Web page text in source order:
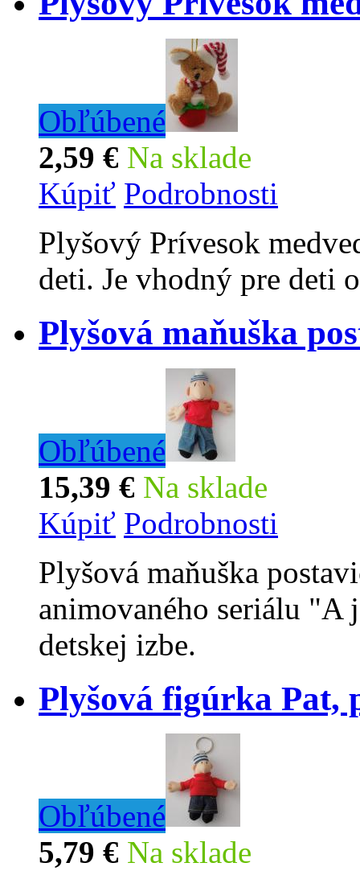
Obľúbené
2,59 € Na sklade
Kúpiť Podrobnosti
Plyšový Prívesok
deti. Je vhodný pre deti
Plyšová maňuška
Obľúbené
15,39 € Na sklade
Kúpiť Podrobnosti
Plyšová maňuška
animovaného seriálu "A
detskej izbe.
Plyšová figúrka Pat,
Obľúbené
5,79 € Na sklade